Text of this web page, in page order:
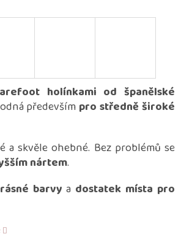
holínkami od španělské
především pro středně široké
a skvěle ohebné. Bez problémů se
nártem.
barvy a dostatek místa pro